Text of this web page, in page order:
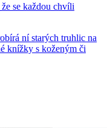
se každou chvíli
ní starých truhlic na
knížky s koženým či